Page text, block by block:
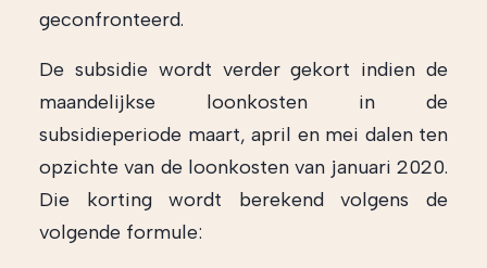
geconfronteerd.
De subsidie wordt verder gekort indien de
maandelijkse loonkosten in de
subsidieperiode maart, april en mei dalen ten
opzichte van de loonkosten van januari 2020.
Die korting wordt berekend volgens de
volgende formule: